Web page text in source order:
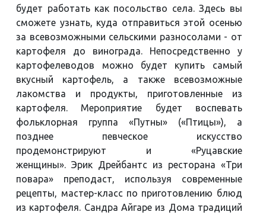
будет работать как посольство села. Здесь вы
сможете узнать, куда отправиться этой осенью
за всевозможными сельскими разносолами - от
картофеля до винограда. Непосредственно у
картофелеводов можно будет купить самый
вкусный картофель, а также всевозможные
лакомства и продукты, приготовленные из
картофеля. Mероприятие будет воспевать
фольклорная группа «Путны» («Птицы»), а
позднее певческое искусство
продемонстрируют и «Руцавские
женщины». Эрик Дрейбантс из ресторана «Три
повара» преподаст, используя современные
рецепты, мастер-класс по приготовлению блюд
из картофеля. Сандра Айгаре из Дома традиций